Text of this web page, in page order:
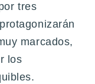
tres
marcados,
los